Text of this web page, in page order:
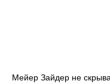
Мейер Зайдер не